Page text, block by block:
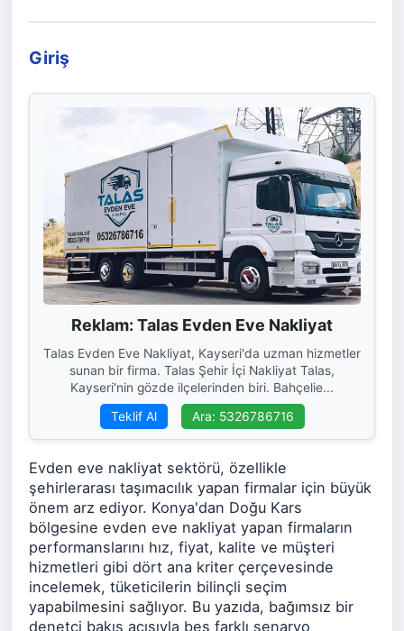
Giriş
Reklam: Talas Evden Eve Nakliyat
Talas Evden Eve Nakliyat, Kayseri'da uzman hizmetler
sunan bir firma. Talas Şehir İçi Nakliyat Talas,
Kayseri'nin gözde ilçelerinden biri. Bahçelie...
Teklif Al
Ara: 5326786716
Evden eve nakliyat sektörü, özellikle
şehirlerarası taşımacılık yapan firmalar için büyük
önem arz ediyor. Konya'dan Doğu Kars
bölgesine evden eve nakliyat yapan firmaların
performanslarını hız, fiyat, kalite ve müşteri
hizmetleri gibi dört ana kriter çerçevesinde
incelemek, tüketicilerin bilinçli seçim
yapabilmesini sağlıyor. Bu yazıda, bağımsız bir
denetçi bakış açısıyla beş farklı senaryo